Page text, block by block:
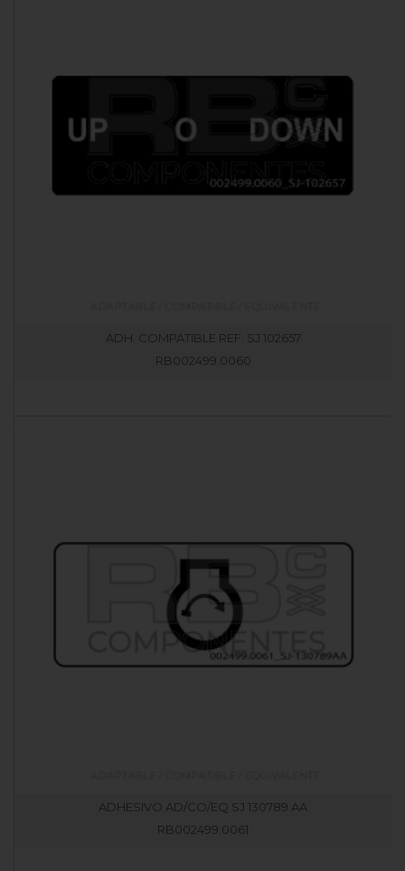
ADH. COMPATIBLE REF. SJ 102657
RB002499.0060
ADHESIVO AD/CO/EQ SJ 130789 AA
RB002499.0061